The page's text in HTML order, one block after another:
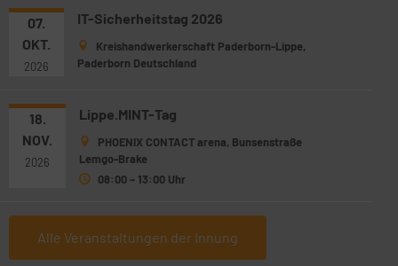
07.
OKT.
2026
IT-Sicherheitstag 2026
Kreishandwerkerschaft Paderborn-Lippe,
Paderborn Deutschland
18.
NOV.
2026
Lippe.MINT-Tag
PHOENIX CONTACT arena, Bunsenstraße
Lemgo-Brake
08:00 – 13:00 Uhr
Alle Veranstaltungen der Innung